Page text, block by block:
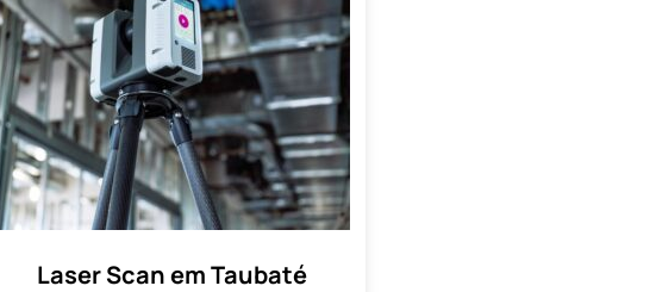
Laser Scan em Taubaté